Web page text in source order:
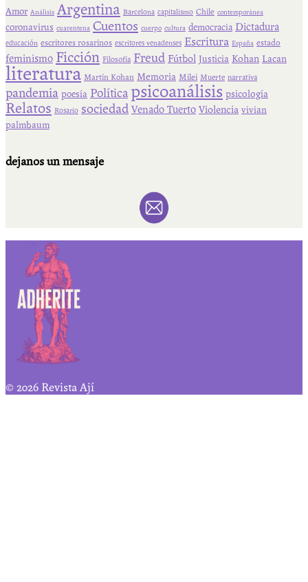
Amor Análisis Argentina Barcelona capitalismo Chile contemporánea
coronavirus cuarentena Cuentos cuerpo cultura democracia Dictadura
educación escritores rosarinos escritores venadenses Escritura España estado
feminismo Ficción Filosofía Freud Fútbol Justicia Kohan Lacan
literatura Martín Kohan Memoria Milei Muerte narrativa
pandemia poesía Política psicoanálisis psicología
Relatos Rosario sociedad Venado Tuerto Violencia vivian
palmbaum
dejanos un mensaje
© 2026 Revista Ají